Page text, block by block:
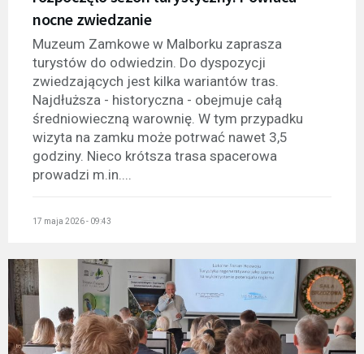
nocne zwiedzanie
Muzeum Zamkowe w Malborku zaprasza
turystów do odwiedzin. Do dyspozycji
zwiedzających jest kilka wariantów tras.
Najdłuższa - historyczna - obejmuje całą
średniowieczną warownię. W tym przypadku
wizyta na zamku może potrwać nawet 3,5
godziny. Nieco krótsza trasa spacerowa
prowadzi m.in....
17 maja 2026 - 09:43